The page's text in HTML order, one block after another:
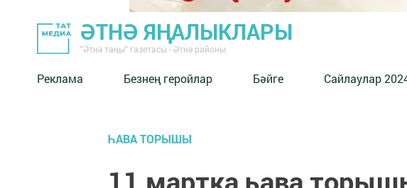
ӘТНӘ ЯҢАЛЫКЛАРЫ
"Әтнә таңы" газетасы - Әтнә районы
Реклама Безнең геройлар Бәйге Сайлаулар
ҺАВА ТОРЫШЫ
11 мартка һава